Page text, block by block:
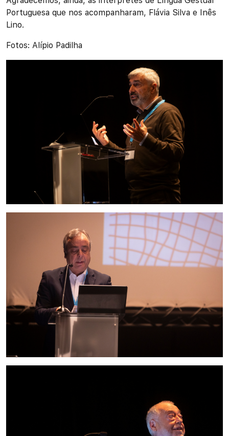
Portuguesa que nos acompanharam, Flávia Silva e Inês
Lino.
Fotos: Alípio Padilha